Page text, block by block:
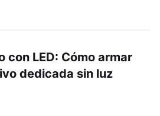
con LED: Cómo armar
dedicada sin luz